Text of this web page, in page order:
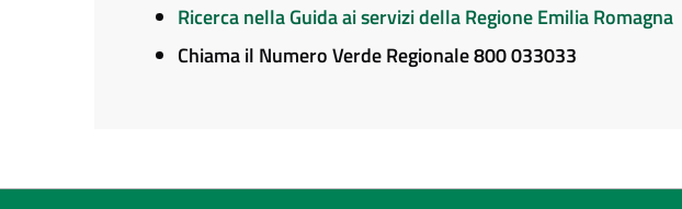
Ricerca nella Guida ai servizi della Regione Emilia Romagna
Chiama il Numero Verde Regionale 800 033033